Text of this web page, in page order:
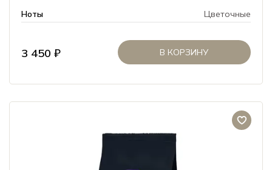
Ноты Цветочные
3 450 ₽ В КОРЗИНУ